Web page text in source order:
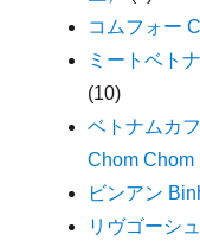
コムフォー
ミートベト
(10)
ベトナムカ
Chom Chom
ビンアン
リヴゴーシ